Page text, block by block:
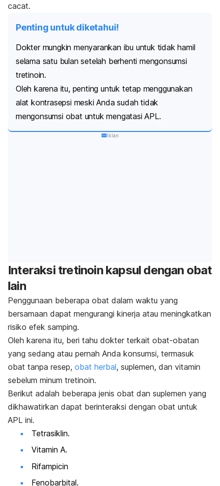
cacat.
Penting untuk diketahui!
Dokter mungkin menyarankan ibu untuk tidak hamil
selama satu bulan setelah berhenti mengonsumsi
tretinoin.
Oleh karena itu, penting untuk tetap menggunakan
alat kontrasepsi meski Anda sudah tidak
mengonsumsi obat untuk mengatasi APL.
Iklan
Interaksi tretinoin kapsul dengan obat
lain
Penggunaan beberapa obat dalam waktu yang
bersamaan dapat mengurangi kinerja atau meningkatkan
risiko efek samping.
Oleh karena itu, beri tahu dokter terkait obat-obatan
yang sedang atau pernah Anda konsumsi, termasuk
obat tanpa resep, obat herbal, suplemen, dan vitamin
sebelum minum tretinoin.
Berikut adalah beberapa jenis obat dan suplemen yang
dikhawatirkan dapat berinteraksi dengan obat untuk
APL ini.
Tetrasiklin.
Vitamin A.
Rifampicin
Fenobarbital.